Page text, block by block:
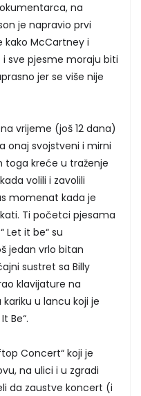
na
je napravio prvi
kako McCartney i
sve pjesme moraju biti
jer se više nije
vrijeme (još 12 dana)
onaj svojstveni i mirni
toga kreće u traženje
volili i zavolili
momenat kada je
Ti početci pjesama
Let it be“ su
jedan vrlo bitan
sustret sa Billy
klavijature na
u lancu koji je
Be“.
Concert“ koji je
na ulici i u zgradi
da zaustve koncert (i